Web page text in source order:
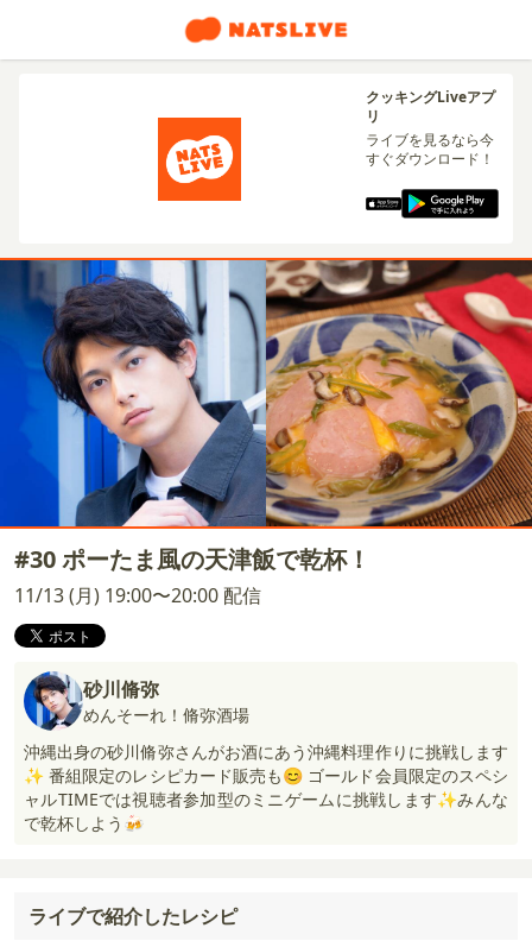
クッキングLiveアプ
リ
ライブを見るなら今
すぐダウンロード！
#30 ポーたま風の天津飯で乾杯！
11/13 (月) 19:00〜20:00 配信
砂川脩弥
めんそーれ！脩弥酒場
沖縄出身の砂川脩弥さんがお酒にあう沖縄料理作りに挑戦します
✨ 番組限定のレシピカード販売も😊 ゴールド会員限定のスペシ
ャルTIMEでは視聴者参加型のミニゲームに挑戦します✨みんな
で乾杯しよう🍻
ライブで紹介したレシピ